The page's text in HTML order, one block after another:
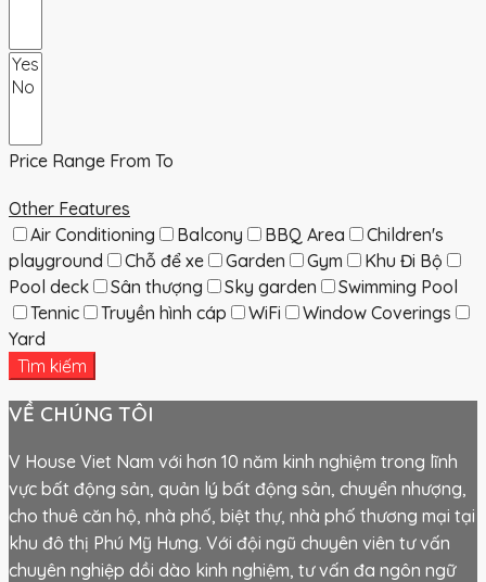
Price Range From To
Other Features
Air Conditioning
Balcony BBQ Area
Children's
playground
Chỗ để xe Garden Gym
Khu Đi Bộ
Pool deck
Sân thượng Sky garden
Swimming Pool
Tennic
Truyền hình cáp WiFi
Window Coverings
Yard
Tìm kiếm
VỀ CHÚNG TÔI
V House Viet Nam với hơn 10 năm kinh nghiệm trong lĩnh
vực bất động sản, quản lý bất động sản, chuyển nhượng,
cho thuê căn hộ, nhà phố, biệt thự, nhà phố thương mại tại
khu đô thị Phú Mỹ Hưng. Với đội ngũ chuyên viên tư vấn
chuyên nghiệp dồi dào kinh nghiệm, tư vấn đa ngôn ngữ